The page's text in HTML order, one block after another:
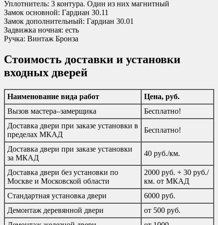
Уплотнитель: 3 контура. Один из них магнитный
Замок основной: Гардиан 30.11
Замок дополнительный: Гардиан 30.01
Задвижка ночная: есть
Ручка: Винтаж Бронза
Стоимость доставки и установки
входных дверей
Наименование вида работ
Цена, руб.
Вызов мастера–замерщика
Бесплатно!
Доставка двери при заказе установки в
пределах МКАД
Бесплатно!
Доставка двери при заказе установки
за МКАД
40 руб./км.
Доставка двери без установки по
Москве и Московской области
2000 руб. + 30 руб./
км. от МКАД
Стандартная установка двери
6000 руб.
Демонтаж деревянной двери
от 500 руб.